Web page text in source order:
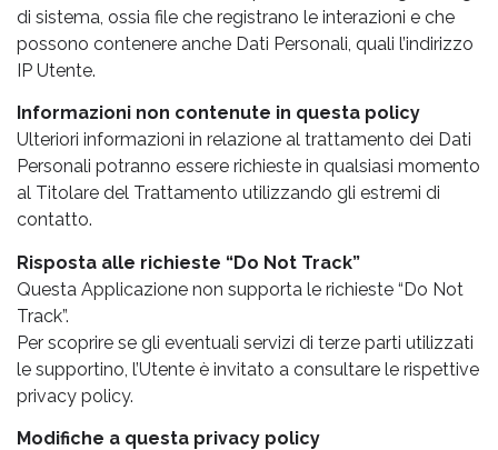
di sistema, ossia file che registrano le interazioni e che
possono contenere anche Dati Personali, quali l’indirizzo
IP Utente.
Informazioni non contenute in questa policy
Ulteriori informazioni in relazione al trattamento dei Dati
Personali potranno essere richieste in qualsiasi momento
al Titolare del Trattamento utilizzando gli estremi di
contatto.
Risposta alle richieste “Do Not Track”
Questa Applicazione non supporta le richieste “Do Not
Track”.
Per scoprire se gli eventuali servizi di terze parti utilizzati
le supportino, l’Utente è invitato a consultare le rispettive
privacy policy.
Modifiche a questa privacy policy